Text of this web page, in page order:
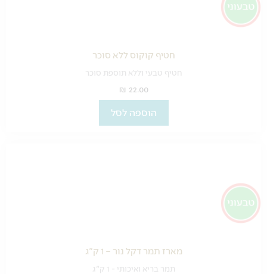
חטיף קוקוס ללא סוכר
חטיף טבעי וללא תוספת סוכר
₪ 22.00
הוספה לסל
מארז תמר דקל נור – 1 ק"ג
תמר בריא ואיכותי - 1 ק"ג